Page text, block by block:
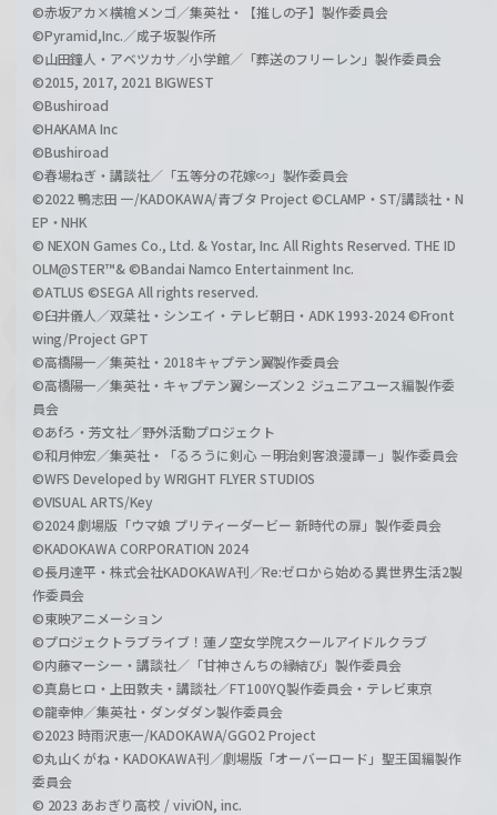
©赤坂アカ×横槍メンゴ／集英社・【推しの子】製作委員会
©Pyramid,Inc.／成子坂製作所
©山田鐘人・アベツカサ／小学館／「葬送のフリーレン」製作委員会
©2015, 2017, 2021 BIGWEST
©Bushiroad
©HAKAMA Inc
©Bushiroad
©春場ねぎ・講談社／「五等分の花嫁∽」製作委員会
©2022 鴨志田 一/KADOKAWA/青ブタ Project ©CLAMP・ST/講談社・N
EP・NHK
© NEXON Games Co., Ltd. & Yostar, Inc. All Rights Reserved. THE ID
OLM@STER™& ©Bandai Namco Entertainment Inc.
©ATLUS ©SEGA All rights reserved.
©臼井儀人／双葉社・シンエイ・テレビ朝日・ADK 1993-2024 ©Front
wing/Project GPT
©高橋陽一／集英社・2018キャプテン翼製作委員会
©高橋陽一／集英社・キャプテン翼シーズン２ ジュニアユース編製作委
員会
©あfろ・芳文社／野外活動プロジェクト
©和月伸宏／集英社・「るろうに剣心 －明治剣客浪漫譚－」製作委員会
©WFS Developed by WRIGHT FLYER STUDIOS
©VISUAL ARTS/Key
©2024 劇場版「ウマ娘 プリティーダービー 新時代の扉」製作委員会
©KADOKAWA CORPORATION 2024
©長月達平・株式会社KADOKAWA刊／Re:ゼロから始める異世界生活2製
作委員会
©東映アニメーション
©プロジェクトラブライブ！蓮ノ空女学院スクールアイドルクラブ
©内藤マーシー・講談社／「甘神さんちの縁結び」製作委員会
©真島ヒロ・上田敦夫・講談社／FT100YQ製作委員会・テレビ東京
©龍幸伸／集英社・ダンダダン製作委員会
©2023 時雨沢恵一/KADOKAWA/GGO2 Project
©丸山くがね・KADOKAWA刊／劇場版「オーバーロード」聖王国編製作
委員会
© 2023 あおぎり高校 / viviON, inc.